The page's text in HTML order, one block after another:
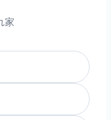
家